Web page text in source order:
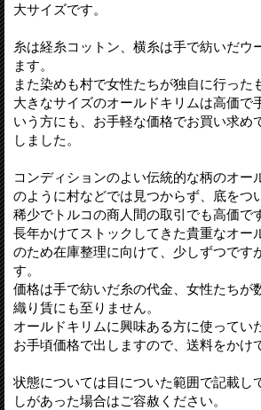
大サイズです。
糸は経糸コットン、横糸は手で紡いだウ
ます。
また染めも村で女性たちが独自に行った
大きなサイズのオールドキリムは高価で
いう方にも、お手軽な価格でお買い求め
しました。
コンディションのよい伝統的な柄のオー
のように村などでは見つからず、底をつ
稀少でトルコの商人間の取引でも高価で
長年かけてストックしてきた貴重なオー
のため在庫整理に向けて、少しずつです
す。
価格は手で紡いだ糸の代金、女性たちが
織り賃にも至りません。
オールドキリムに興味ある方に使ってい
お手頃価格で出しますので、送料をかけ
状態については目についた範囲で記載し
しがあった場合はご容赦ください。